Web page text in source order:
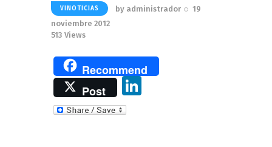
VINOTICIAS by administrador
19
noviembre 2012
513 Views
Recommend
Post